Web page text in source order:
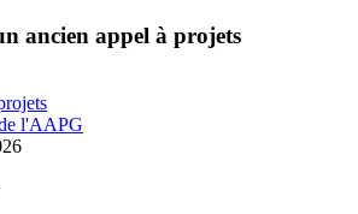
ancien appel à projets
l'AAPG